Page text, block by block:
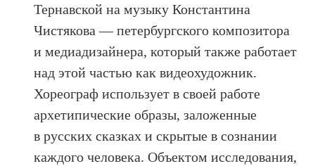
Тернавской на музыку Константина
Чистякова — петербургского композитора
и медиадизайнера, который также работает
над этой частью как видеохудожник.
Хореограф использует в своей работе
архетипические образы, заложенные
в русских сказках и скрытые в сознании
каждого человека. Объектом исследования,